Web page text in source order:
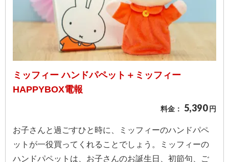
ミッフィー ハンドパペット＋ミッフィー
HAPPYBOX電報
料金： 5,390 円
お子さんと過ごすひと時に、ミッフィーのハンドパペ
ットが一役買ってくれることでしょう。ミッフィーの
ハンドパペットは、お子さんのお誕生日、初節句、ご